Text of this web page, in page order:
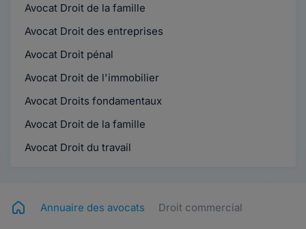
Avocat Droit de la famille
Avocat Droit des entreprises
Avocat Droit pénal
Avocat Droit de l'immobilier
Avocat Droits fondamentaux
Avocat Droit de la famille
Avocat Droit du travail
Annuaire des avocats Droit commercial